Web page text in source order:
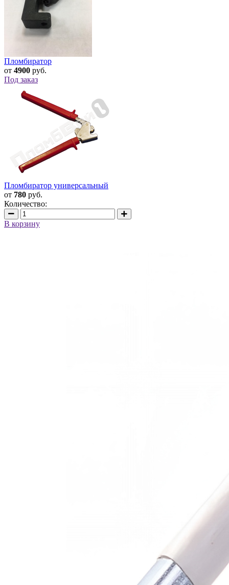
Пломбиратор
от 4900 руб.
Под заказ
Пломбиратор универсальный
от 780 руб.
Количество:
В корзину